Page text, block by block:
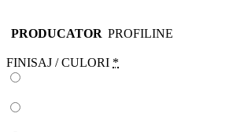
PRODUCATOR PROFILINE
FINISAJ / CULORI *